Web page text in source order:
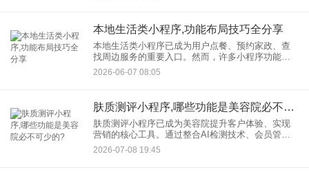
本地生活类小程序,功能布局技巧全分享
本地生活类小程序已成为用户点餐、预约家政、查
找周边服务的重要入口。然而，许多小程序功能堆
砌严重，用户打开后找不到常用入口，导致流失率
居高不下。究其原因，往往是生活类小程序功能布
2026-06-07 08:05
肤质测评小程序,哪些功能是美容院必不可少的?
肤质测评小程序已成为美容院提升客户体验、实现
营销的核心工具。通过整合AI检测技术、会员管理
系统和智能营销工具，一款好的肤质测评小程序不
仅能解决客户“不清楚适合选择哪些美容项目”的痛
2026-07-08 19:45